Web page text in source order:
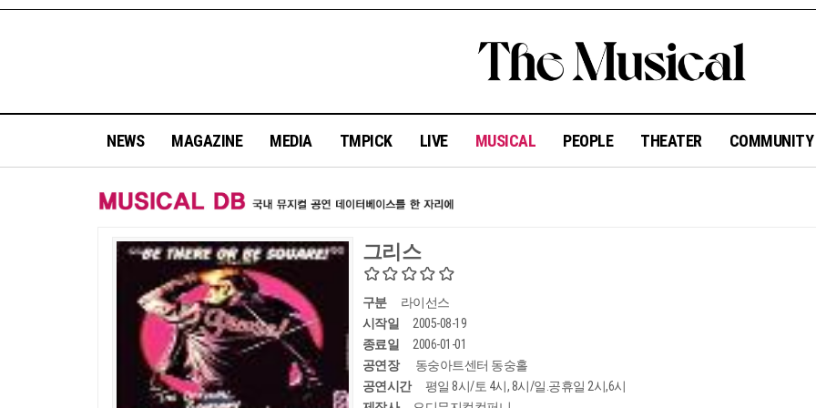
NEWS MAGAZINE MEDIA TMPICK LIVE MUSICAL PEOPLE THEATER COMMUNITY
그리스
구분
라이선스
시작일
2005-08-19
종료일
2006-01-01
공연장
동숭아트센터 동숭홀
공연시간
평일 8시/토 4시, 8시/일.공휴일 2시,6시